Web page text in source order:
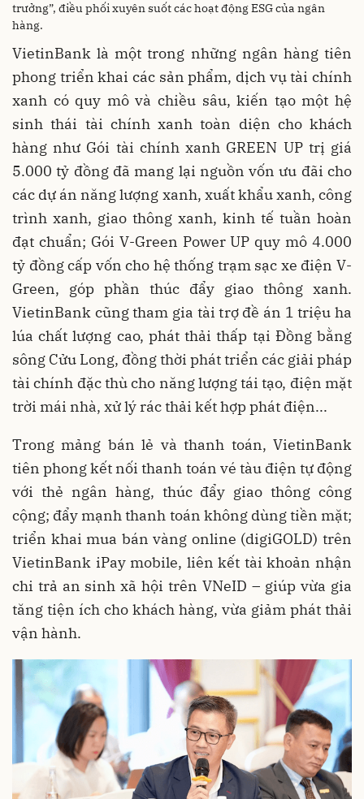
trưởng”, điều phối xuyên suốt các hoạt động ESG của ngân
hàng.
VietinBank là một trong những ngân hàng tiên
phong triển khai các sản phẩm, dịch vụ tài chính
xanh có quy mô và chiều sâu, kiến tạo một hệ
sinh thái tài chính xanh toàn diện cho khách
hàng như Gói tài chính xanh GREEN UP trị giá
5.000 tỷ đồng đã mang lại nguồn vốn ưu đãi cho
các dự án năng lượng xanh, xuất khẩu xanh, công
trình xanh, giao thông xanh, kinh tế tuần hoàn
đạt chuẩn; Gói V-Green Power UP quy mô 4.000
tỷ đồng cấp vốn cho hệ thống trạm sạc xe điện V-
Green, góp phần thúc đẩy giao thông xanh.
VietinBank cũng tham gia tài trợ đề án 1 triệu ha
lúa chất lượng cao, phát thải thấp tại Đồng bằng
sông Cửu Long, đồng thời phát triển các giải pháp
tài chính đặc thù cho năng lượng tái tạo, điện mặt
trời mái nhà, xử lý rác thải kết hợp phát điện...
Trong mảng bán lẻ và thanh toán, VietinBank
tiên phong kết nối thanh toán vé tàu điện tự động
với thẻ ngân hàng, thúc đẩy giao thông công
cộng; đẩy mạnh thanh toán không dùng tiền mặt;
triển khai mua bán vàng online (digiGOLD) trên
VietinBank iPay mobile, liên kết tài khoản nhận
chi trả an sinh xã hội trên VNeID – giúp vừa gia
tăng tiện ích cho khách hàng, vừa giảm phát thải
vận hành.